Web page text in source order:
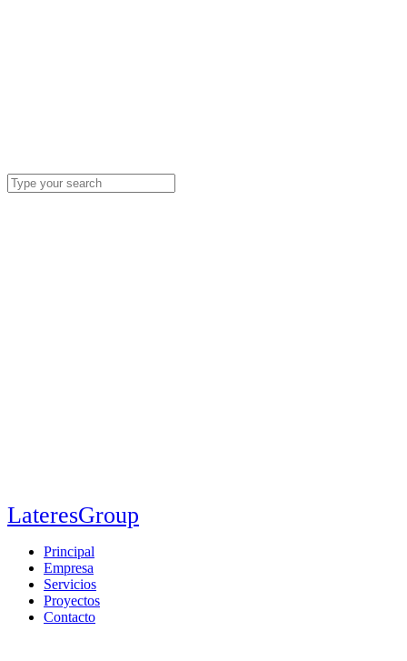
LateresGroup
Principal
Empresa
Servicios
Proyectos
Contacto